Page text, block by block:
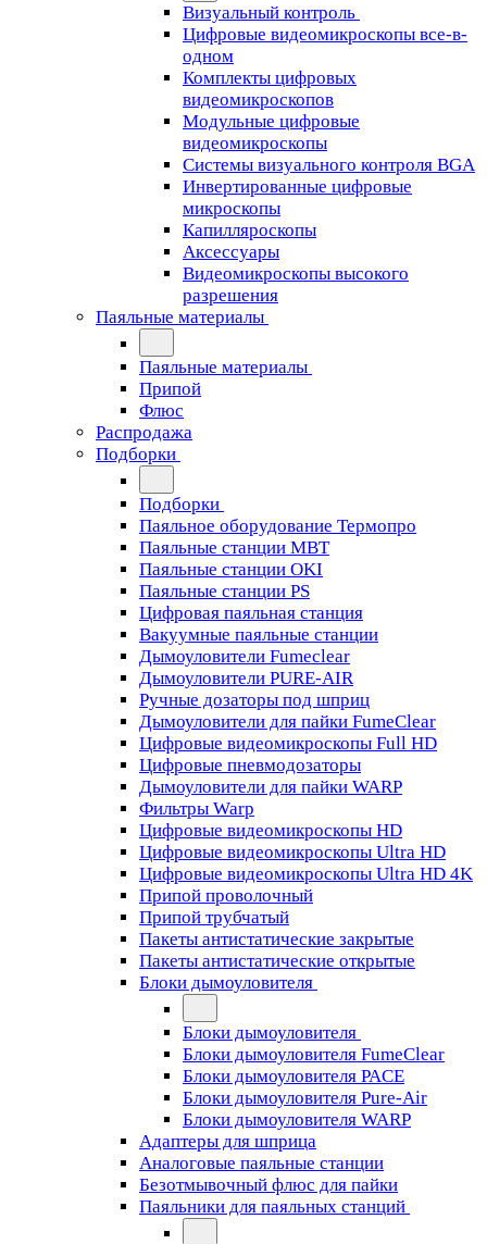
Визуальный контроль
Цифровые видеомикроскопы все-в-
одном
Комплекты цифровых
видеомикроскопов
Модульные цифровые
видеомикроскопы
Cистемы визуального контроля BGA
Инвертированные цифровые
микроскопы
Капилляроскопы
Аксессуары
Видеомикроскопы высокого
разрешения
Паяльные материалы
Паяльные материалы
Припой
Флюс
Распродажа
Подборки
Подборки
Паяльное оборудование Термопро
Паяльные станции MBT
Паяльные станции OKI
Паяльные станции PS
Цифровая паяльная станция
Вакуумные паяльные станции
Дымоуловители Fumeclear
Дымоуловители PURE-AIR
Ручные дозаторы под шприц
Дымоуловители для пайки FumeClear
Цифровые видеомикроскопы Full HD
Цифровые пневмодозаторы
Дымоуловители для пайки WARP
Фильтры Warp
Цифровые видеомикроскопы HD
Цифровые видеомикроскопы Ultra HD
Цифровые видеомикроскопы Ultra HD 4K
Припой проволочный
Припой трубчатый
Пакеты антистатические закрытые
Пакеты антистатические открытые
Блоки дымоуловителя
Блоки дымоуловителя
Блоки дымоуловителя FumeClear
Блоки дымоуловителя PACE
Блоки дымоуловителя Pure-Air
Блоки дымоуловителя WARP
Адаптеры для шприца
Аналоговые паяльные станции
Безотмывочный флюс для пайки
Паяльники для паяльных станций